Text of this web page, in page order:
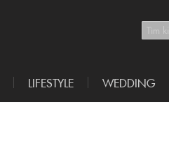
LIFESTYLE WEDDING